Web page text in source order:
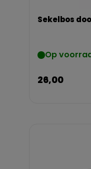
Sekelbos
Op
26,00